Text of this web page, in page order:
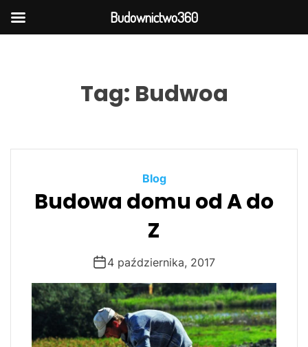
Tag: Budwoa
Blog
Budowa domu od A do
Z
4 października, 2017
Budownictwo360